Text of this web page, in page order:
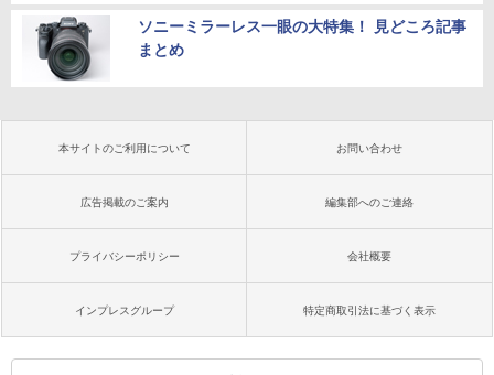
ソニーミラーレス一眼の大特集！ 見どころ記事
まとめ
本サイトのご利用について お問い合わせ
広告掲載のご案内 編集部へのご連絡
プライバシーポリシー 会社概要
インプレスグループ 特定商取引法に基づく表示